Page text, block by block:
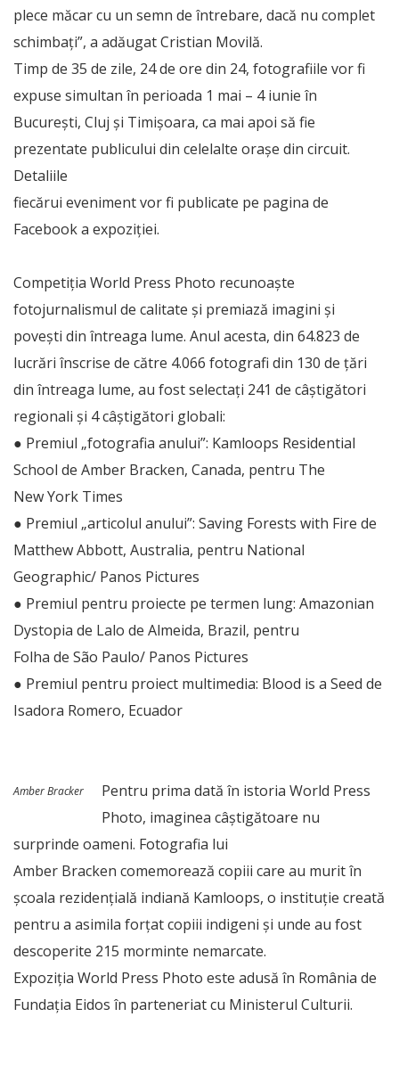
plece măcar cu un semn de întrebare, dacă nu complet
schimbați”, a adăugat Cristian Movilă.
Timp de 35 de zile, 24 de ore din 24, fotografiile vor fi
expuse simultan în perioada 1 mai – 4 iunie în
București, Cluj și Timișoara, ca mai apoi să fie
prezentate publicului din celelalte orașe din circuit.
Detaliile
fiecărui eveniment vor fi publicate pe pagina de
Facebook a expoziției.
Competiția World Press Photo recunoaște
fotojurnalismul de calitate și premiază imagini și
povești din întreaga lume. Anul acesta, din 64.823 de
lucrări înscrise de către 4.066 fotografi din 130 de țări
din întreaga lume, au fost selectați 241 de câștigători
regionali și 4 câștigători globali:
● Premiul „fotografia anului”: Kamloops Residential
School de Amber Bracken, Canada, pentru The
New York Times
● Premiul „articolul anului”: Saving Forests with Fire de
Matthew Abbott, Australia, pentru National
Geographic/ Panos Pictures
● Premiul pentru proiecte pe termen lung: Amazonian
Dystopia de Lalo de Almeida, Brazil, pentru
Folha de São Paulo/ Panos Pictures
● Premiul pentru proiect multimedia: Blood is a Seed de
Isadora Romero, Ecuador
Amber Bracker
Pentru prima dată în istoria World Press
Photo, imaginea câștigătoare nu
surprinde oameni. Fotografia lui
Amber Bracken comemorează copiii care au murit în
școala rezidențială indiană Kamloops, o instituție creată
pentru a asimila forțat copiii indigeni și unde au fost
descoperite 215 morminte nemarcate.
Expoziția World Press Photo este adusă în România de
Fundația Eidos în parteneriat cu Ministerul Culturii.